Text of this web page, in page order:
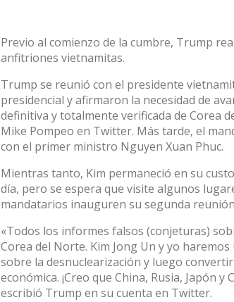
Previo al comienzo de la cumbre, Trump
anfitriones vietnamitas.
Trump se reunió con el presidente
presidencial y afirmaron la necesidad de
definitiva y totalmente verificada de Corea
Mike Pompeo en Twitter. Más tarde, el
con el primer ministro Nguyen Xuan Phuc.
Mientras tanto, Kim permaneció en su
día, pero se espera que visite algunos
mandatarios inauguren su segunda
«Todos los informes falsos (conjeturas)
Corea del Norte. Kim Jong Un y yo
sobre la desnuclearización y luego
económica. ¡Creo que China, Rusia, Japón
escribió Trump en su cuenta en Twitter.